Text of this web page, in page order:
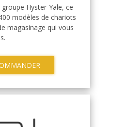
Hyster-Yale, ce
modèles de chariots
magasinage qui vous